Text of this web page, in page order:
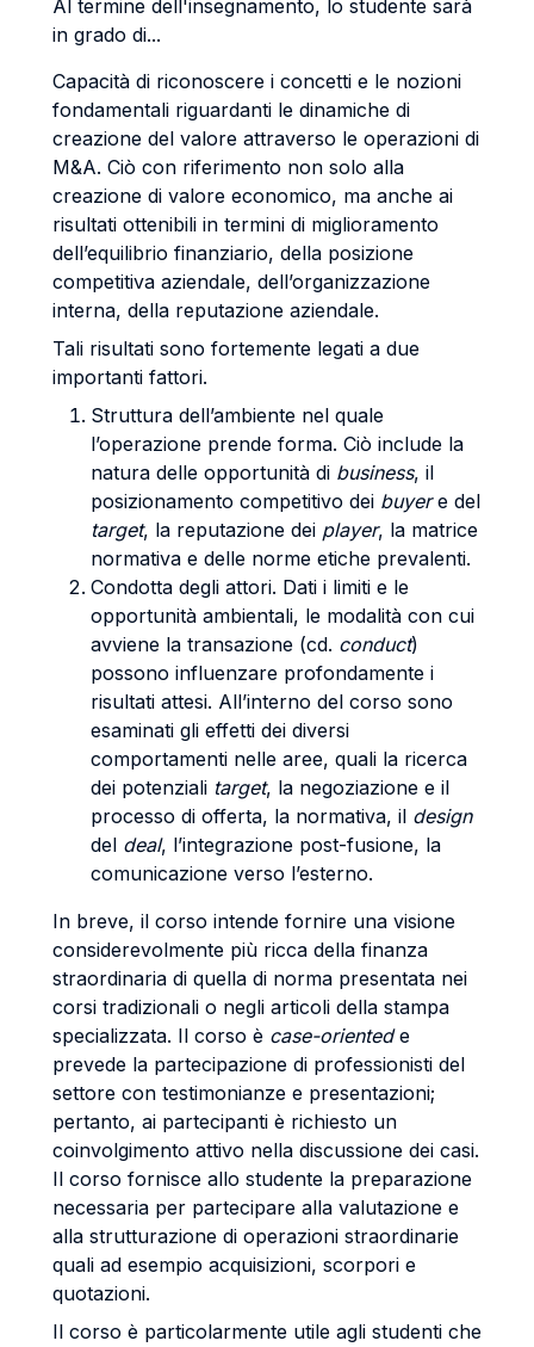
Al termine dell'insegnamento, lo studente sarà
in grado di...
Capacità di riconoscere i concetti e le nozioni
fondamentali riguardanti le dinamiche di
creazione del valore attraverso le operazioni di
M&A. Ciò con riferimento non solo alla
creazione di valore economico, ma anche ai
risultati ottenibili in termini di miglioramento
dell’equilibrio finanziario, della posizione
competitiva aziendale, dell’organizzazione
interna, della reputazione aziendale.
Tali risultati sono fortemente legati a due
importanti fattori.
Struttura dell’ambiente nel quale
l’operazione prende forma. Ciò include la
natura delle opportunità di business, il
posizionamento competitivo dei buyere del
target, la reputazione dei player, la matrice
normativa e delle norme etiche prevalenti.
Condotta degli attori. Dati i limiti e le
opportunità ambientali, le modalità con cui
avviene la transazione (cd. conduct)
possono influenzare profondamente i
risultati attesi. All’interno del corso sono
esaminati gli effetti dei diversi
comportamenti nelle aree, quali la ricerca
dei potenziali target, la negoziazione e il
processo di offerta, la normativa, il design
del deal, l’integrazione post-fusione, la
comunicazione verso l’esterno.
In breve, il corso intende fornire una visione
considerevolmente più ricca della finanza
straordinaria di quella di norma presentata nei
corsi tradizionali o negli articoli della stampa
specializzata. Il corso è case-orientede
prevede la partecipazione di professionisti del
settore con testimonianze e presentazioni;
pertanto, ai partecipanti è richiesto un
coinvolgimento attivo nella discussione dei casi.
Il corso fornisce allo studente la preparazione
necessaria per partecipare alla valutazione e
alla strutturazione di operazioni straordinarie
quali ad esempio acquisizioni, scorpori e
quotazioni.
Il corso è particolarmente utile agli studenti che